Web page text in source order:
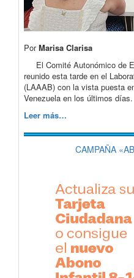
PorMarisa Clarisa
El Comité Autonómico de
reunido esta tarde en el
(LAAAB) con la vista puesta
Venezuela en los últimos días.
Leer más…
CAMPAÑA